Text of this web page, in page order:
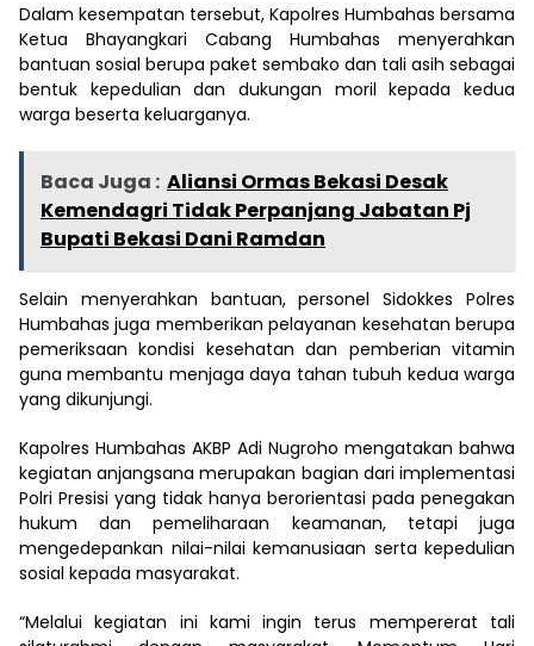
Dalam kesempatan tersebut, Kapolres Humbahas bersama
Ketua Bhayangkari Cabang Humbahas menyerahkan
bantuan sosial berupa paket sembako dan tali asih sebagai
bentuk kepedulian dan dukungan moril kepada kedua
warga beserta keluarganya.
Baca Juga : Aliansi Ormas Bekasi Desak
Kemendagri Tidak Perpanjang Jabatan Pj
Bupati Bekasi Dani Ramdan
Selain menyerahkan bantuan, personel Sidokkes Polres
Humbahas juga memberikan pelayanan kesehatan berupa
pemeriksaan kondisi kesehatan dan pemberian vitamin
guna membantu menjaga daya tahan tubuh kedua warga
yang dikunjungi.
Kapolres Humbahas AKBP Adi Nugroho mengatakan bahwa
kegiatan anjangsana merupakan bagian dari implementasi
Polri Presisi yang tidak hanya berorientasi pada penegakan
hukum dan pemeliharaan keamanan, tetapi juga
mengedepankan nilai-nilai kemanusiaan serta kepedulian
sosial kepada masyarakat.
“Melalui kegiatan ini kami ingin terus mempererat tali